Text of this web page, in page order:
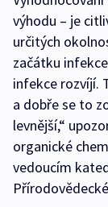
výhodu – je
určitých
začátku
infekce rozvíjí.
a dobře se to
levnější,“
organické
vedoucím